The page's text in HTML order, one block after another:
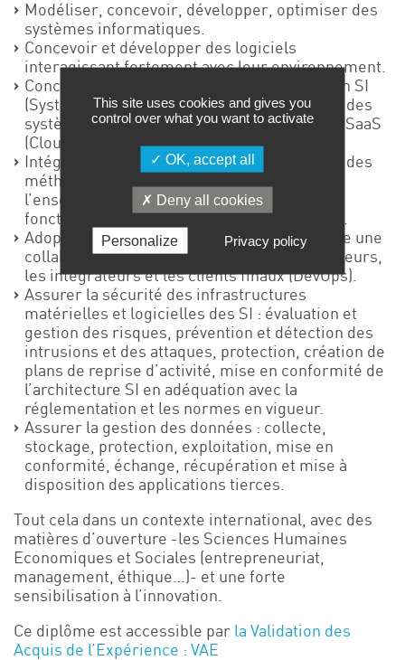
Modéliser, concevoir, développer, optimiser des
systèmes informatiques.
Concevoir et développer des logiciels
interagissant fortement avec leur environnement.
Concevoir une architecture logicielle pour un SI
(Système d’Information) et mettre en œuvre des
systèmes d’information distribués en mode SaaS
(Cloud) ou sur site (On premise).
Intégrer les solutions logicielles en utilisant des
méthodes agiles qui prennent en compte
l’ensemble des contraintes matérielles,
fonctionnelles, réglementaires, budgétaires.
Adopter une méthode de travail qui permette une
collaboration plus étroite entre les développeurs,
les intégrateurs et les clients finaux (DevOps).
Assurer la sécurité des infrastructures
matérielles et logicielles des SI : évaluation et
gestion des risques, prévention et détection des
intrusions et des attaques, protection, création de
plans de reprise d’activité, mise en conformité de
l’architecture SI en adéquation avec la
réglementation et les normes en vigueur.
Assurer la gestion des données : collecte,
stockage, protection, exploitation, mise en
conformité, échange, récupération et mise à
disposition des applications tierces.
Tout cela dans un contexte international, avec des
matières d’ouverture -les Sciences Humaines
Economiques et Sociales (entrepreneuriat,
management, éthique…)- et une forte
sensibilisation à l’innovation.
Ce diplôme est accessible par la Validation des
Acquis de l’Expérience : VAE
This site uses cookies and gives you
control over what you want to activate
OK, accept all
Deny all cookies
Personalize Privacy policy